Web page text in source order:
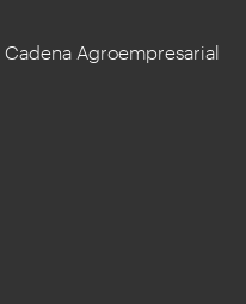
Agroempresarial